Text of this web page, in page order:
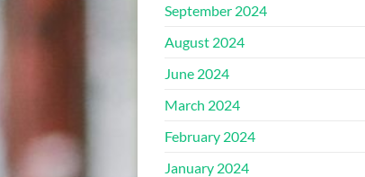
September 2024
August 2024
June 2024
March 2024
February 2024
January 2024